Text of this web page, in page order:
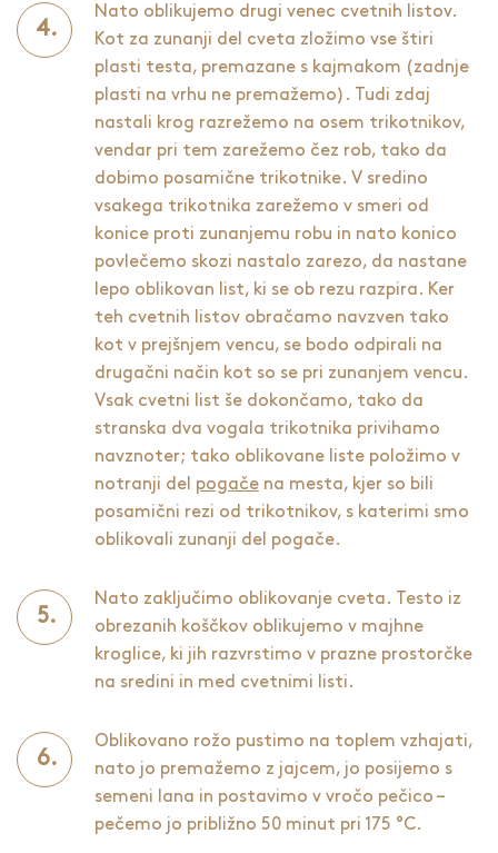
Nato oblikujemo drugi venec cvetnih listov.
Kot za zunanji del cveta zložimo vse štiri
plasti testa, premazane s kajmakom (zadnje
plasti na vrhu ne premažemo). Tudi zdaj
nastali krog razrežemo na osem trikotnikov,
vendar pri tem zarežemo čez rob, tako da
dobimo posamične trikotnike. V sredino
vsakega trikotnika zarežemo v smeri od
konice proti zunanjemu robu in nato konico
povlečemo skozi nastalo zarezo, da nastane
lepo oblikovan list, ki se ob rezu razpira. Ker
teh cvetnih listov obračamo navzven tako
kot v prejšnjem vencu, se bodo odpirali na
drugačni način kot so se pri zunanjem vencu.
Vsak cvetni list še dokončamo, tako da
stranska dva vogala trikotnika privihamo
navznoter; tako oblikovane liste položimo v
notranji del pogače na mesta, kjer so bili
posamični rezi od trikotnikov, s katerimi smo
oblikovali zunanji del pogače.
Nato zaključimo oblikovanje cveta. Testo iz
obrezanih koščkov oblikujemo v majhne
kroglice, ki jih razvrstimo v prazne prostorčke
na sredini in med cvetnimi listi.
Oblikovano rožo pustimo na toplem vzhajati,
nato jo premažemo z jajcem, jo posijemo s
semeni lana in postavimo v vročo pečico –
pečemo jo približno 50 minut pri 175 °C.